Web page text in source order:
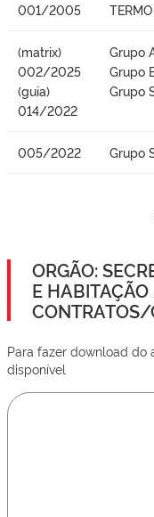
001/2005
(matrix)
002/2025
(guia)
014/2022
Grupo
Grupo
Grupo
005/2022 Grupo
ORGÃO:
E
Para fazer download do
disponível